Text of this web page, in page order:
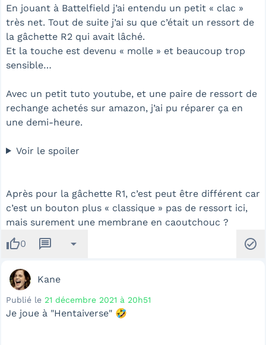
En jouant à Battelfield j’ai entendu un petit « clac »
très net. Tout de suite j’ai su que c’était un ressort de
la gâchette R2 qui avait lâché.
Et la touche est devenu « molle » et beaucoup trop
sensible…
Avec un petit tuto youtube, et une paire de ressort de
rechange achetés sur amazon, j’ai pu réparer ça en
une demi-heure.
Voir le spoiler
Après pour la gâchette R1, c’est peut être différent car
c’est un bouton plus « classique » pas de ressort ici,
mais surement une membrane en caoutchouc ?
thumb_up0 message arrow_drop_down check_circle
Kane
Publié le 21 décembre 2021 à 20h51
Je joue à "Hentaiverse" 🤣